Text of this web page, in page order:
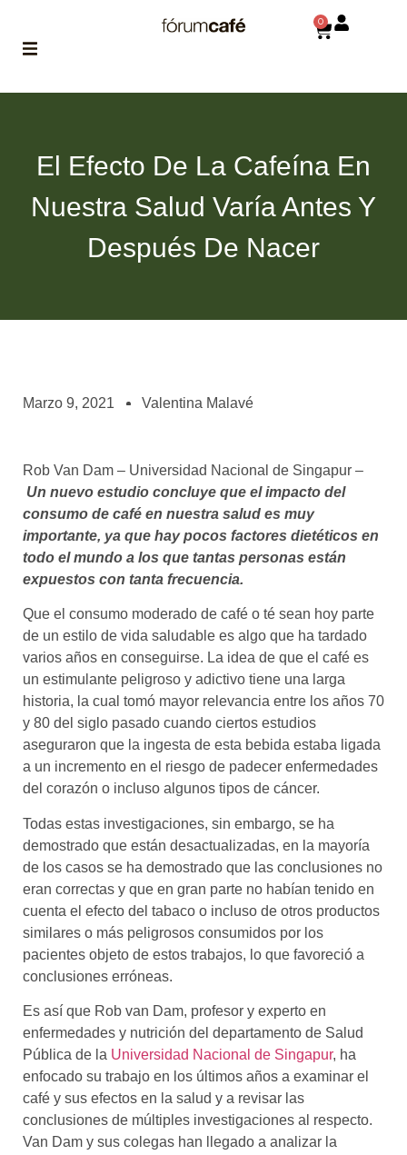
de fórum
asociados
el café siempre tiene
algo nuevo que
enseñarnos
BOLSA DE TRABAJO
¡te imaginas vivir de tu pasión
por el café?
CONTACTO
¡queremos saber
de ti!
0
El Efecto De La Cafeína En
Nuestra Salud Varía Antes Y
Después De Nacer
Marzo 9, 2021 Valentina Malavé
Rob Van Dam – Universidad Nacional de Singapur –
Un nuevo estudio concluye que el impacto del
consumo de café en nuestra salud es muy
importante, ya que hay pocos factores dietéticos en
todo el mundo a los que tantas personas están
expuestos con tanta frecuencia.
Que el consumo moderado de café o té sean hoy parte
de un estilo de vida saludable es algo que ha tardado
varios años en conseguirse. La idea de que el café es
un estimulante peligroso y adictivo tiene una larga
historia, la cual tomó mayor relevancia entre los años 70
y 80 del siglo pasado cuando ciertos estudios
aseguraron que la ingesta de esta bebida estaba ligada
a un incremento en el riesgo de padecer enfermedades
del corazón o incluso algunos tipos de cáncer.
Todas estas investigaciones, sin embargo, se ha
demostrado que están desactualizadas, en la mayoría
de los casos se ha demostrado que las conclusiones no
eran correctas y que en gran parte no habían tenido en
cuenta el efecto del tabaco o incluso de otros productos
similares o más peligrosos consumidos por los
pacientes objeto de estos trabajos, lo que favoreció a
conclusiones erróneas.
Es así que Rob van Dam, profesor y experto en
enfermedades y nutrición del departamento de Salud
Pública de la Universidad Nacional de Singapur, ha
enfocado su trabajo en los últimos años a examinar el
café y sus efectos en la salud y a revisar las
conclusiones de múltiples investigaciones al respecto.
Van Dam y sus colegas han llegado a analizar la